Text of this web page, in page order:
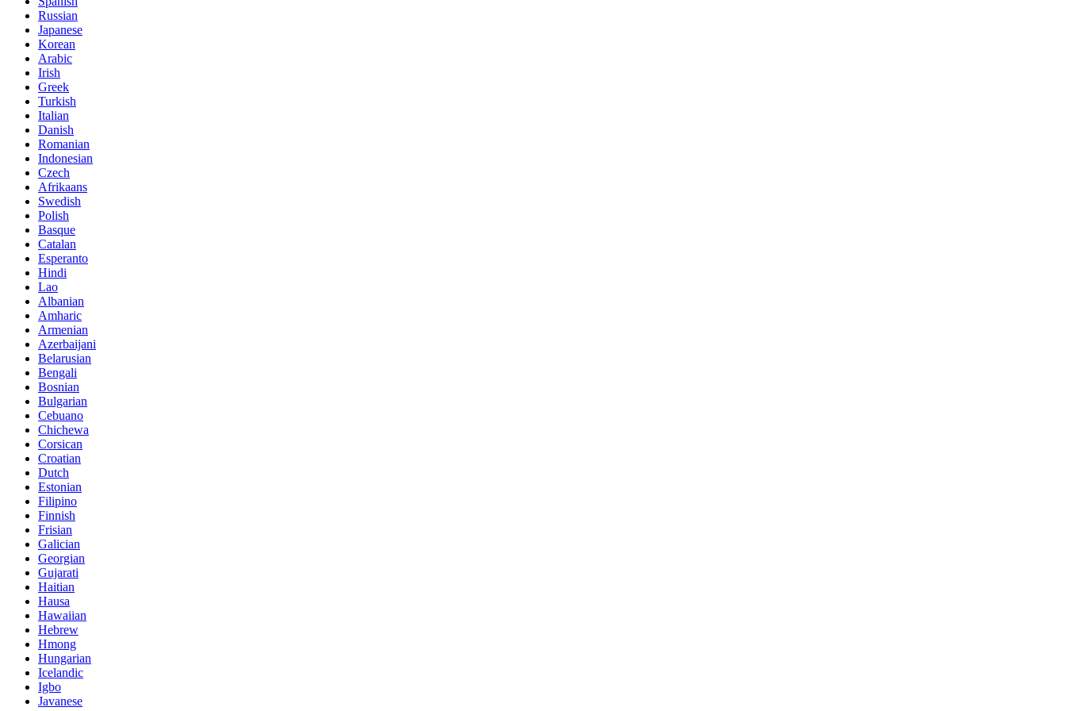
Russian
Japanese
Korean
Arabic
Irish
Greek
Turkish
Italian
Danish
Romanian
Indonesian
Czech
Afrikaans
Swedish
Polish
Basque
Catalan
Esperanto
Hindi
Lao
Albanian
Amharic
Armenian
Azerbaijani
Belarusian
Bengali
Bosnian
Bulgarian
Cebuano
Chichewa
Corsican
Croatian
Dutch
Estonian
Filipino
Finnish
Frisian
Galician
Georgian
Gujarati
Haitian
Hausa
Hawaiian
Hebrew
Hmong
Hungarian
Icelandic
Igbo
Javanese